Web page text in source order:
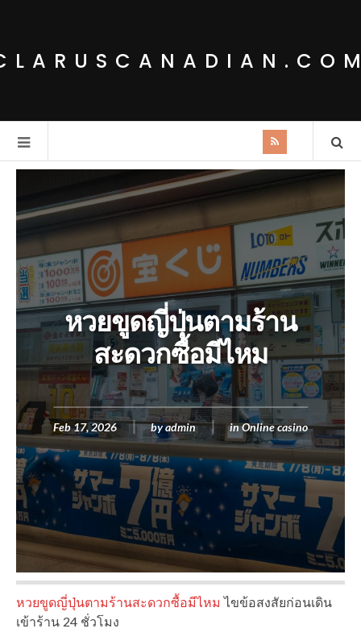
หวยขูดญี่ปุ่นตามร้าน
สะดวกซื้อมีไหม
Feb 17, 2026 byadmin inOnline casino
หวยขูดญี่ปุ่นตามร้านสะดวกซื้อมีไหม ไขข้อสงสัยก่อนเดิน
เข้าร้าน 24 ชั่วโมง